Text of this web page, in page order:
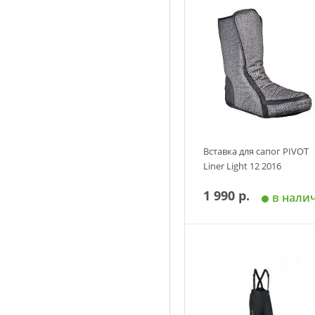
Вставка для сапог PIVOT
Liner Light 12 2016
1 990 р. в